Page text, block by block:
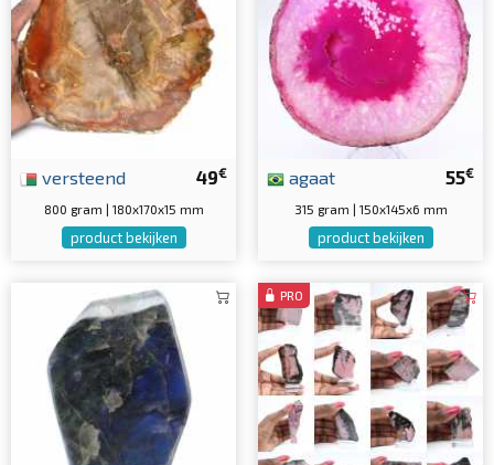
49€
versteend
800 gram | 180x170x15 mm
product bekijken
55€
agaat
315 gram | 150x145x6 mm
product bekijken
PRO